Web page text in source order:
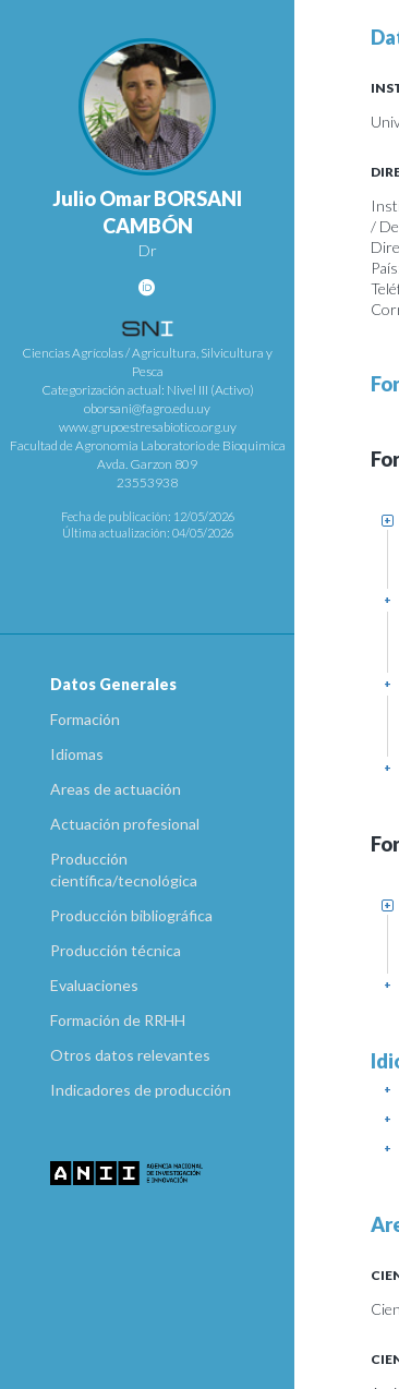
Julio Omar BORSANI
CAMBÓN
Dr
Ciencias Agrícolas / Agricultura, Silvicultura y
Pesca
Categorización actual: Nivel III (Activo)
oborsani@fagro.edu.uy
www.grupoestresabiotico.org.uy
Facultad de Agronomia Laboratorio de Bioquimica
Avda. Garzon 809
23553938
Fecha de publicación: 12/05/2026
Última actualización: 04/05/2026
Datos Generales
Formación
Idiomas
Areas de actuación
Actuación profesional
Producción
científica/tecnológica
Producción bibliográfica
Producción técnica
Evaluaciones
Formación de RRHH
Otros datos relevantes
Indicadores de producción
/
+
+
+
+
+
+
+
+
+